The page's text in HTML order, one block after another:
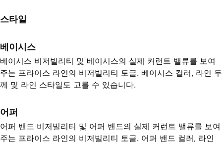
스타일
베이시스
베이시스 비저빌리티 및 베이시스의 실제 커런트 밸류를 보여
주는 프라이스 라인의 비저빌리티 토글. 베이시스 컬러, 라인 두
께 및 라인 스타일도 고를 수 있습니다.
어퍼
어퍼 밴드 비저빌리티 및 어퍼 밴드의 실제 커런트 밸류를 보여
주는 프라이스 라인의 비저빌리티 토글. 어퍼 밴드 컬러, 라인